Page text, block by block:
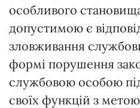
особливого
допустимою є
зловживання
формі порушення
службовою особою
своїх функцій з